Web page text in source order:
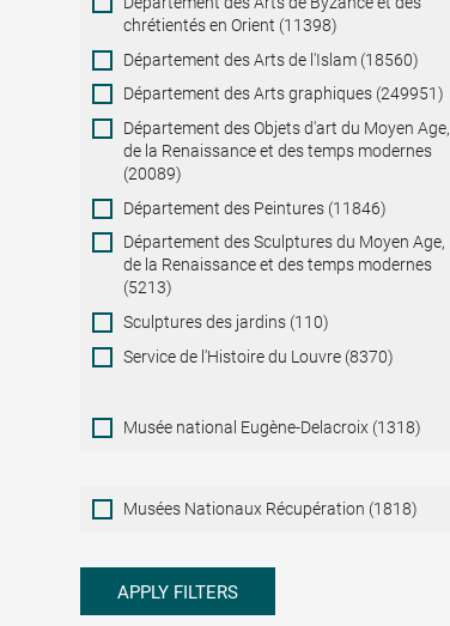
chrétientés en Orient (11398)
Département des Arts de l'Islam (18560)
Département des Arts graphiques (249951)
Département des Objets d'art du Moyen Age,
de la Renaissance et des temps modernes
(20089)
Département des Peintures (11846)
Département des Sculptures du Moyen Age,
de la Renaissance et des temps modernes
(5213)
Sculptures des jardins (110)
Service de l'Histoire du Louvre (8370)
Musée national Eugène-Delacroix (1318)
Musées
Nationaux
Musées Nationaux Récupération (1818)
APPLY FILTERS